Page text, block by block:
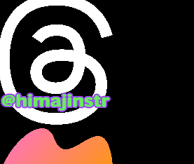
2024年1月
2023年12月
2023年11月 (4)
2023年10月
(3)
2023年9月
2023年8月(12)
2023年7月
(14)
2023年6月
2023年5月
(5)
2023年4月(6)
2023年3月
(3)
2023年1月
2022年12月
2022年11月